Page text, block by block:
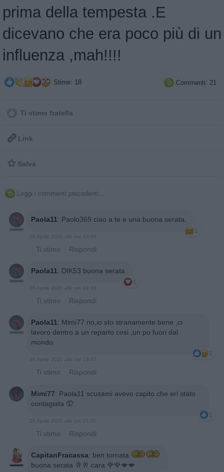
prima della tempesta .E
dicevano che era poco più di un
influenza ,mah!!!!
Stime: 18  Commenti: 21
Ti stimo fratella
 Link
 Salva
 Leggi i commenti precedenti...
Paola11: Paolo369 ciao a te e una buona serata.
1
26 Aprile 2020 alle ore 19:46
· Ti stimo · Rispondi
Paola11: DIK53 buona serata
1
26 Aprile 2020 alle ore 19:46
· Ti stimo · Rispondi
Paola11: Mimi77 no,io sto stranamente bene ,ci
lavoro dentro a un reparto cosi ,un po fuori dal
mondo.
2
26 Aprile 2020 alle ore 19:47
· Ti stimo · Rispondi
Mimi77: Paola11 scusami avevo capito che eri stato
contagiata 🤦
1
26 Aprile 2020 alle ore 21:30
· Ti stimo · Rispondi
CapitanFracassa: ben tornata
buona serata 🥂🥂 cara 🌹🌹💋💋